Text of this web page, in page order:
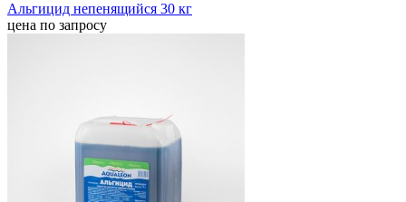
Альгицид непенящийся 30 кг
цена по запросу